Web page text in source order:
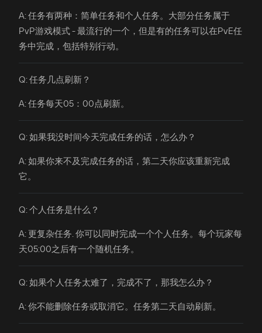
A: 任务有两种：简单任务和个人任务。大部分任务属于
PvP游戏模式 - 最流行的一个，但是有的任务可以在PvE任
务中完成，包括特别行动。
Q: 任务几点刷新？
A: 任务每天05：00点刷新。
Q: 如果我没时间今天完成任务的话，怎么办？
A: 如果你来不及完成任务的话，第二天你应该重新完成
它。
Q: 个人任务是什么？
A: 更复杂任务. 你可以同时完成一个个人任务。每个玩家每
天05:00之后有一个随机任务。
Q: 如果个人任务太难了，完成不了，那我怎么办？
A: 你不能删除任务或取消它。任务第二天自动刷新。